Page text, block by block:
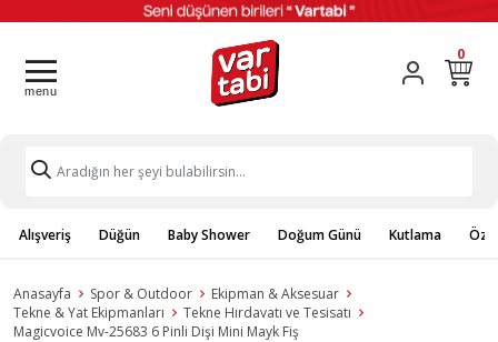
0
Alışveriş Düğün Baby Shower Doğum Günü Kutlama
Anasayfa Spor & Outdoor
Ekipman & Aksesuar
Tekne & Yat Ekipmanları
Tekne Hırdavatı ve Tesisatı
Magicvoice Mv-25683 6 Pinli Dişi Mini Mayk Fiş